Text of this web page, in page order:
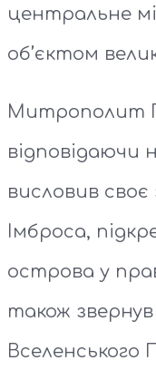
центральне
об’єктом
Митрополит
відповідаючи
висловив своє
Імброса,
острова у
також
Вселенського